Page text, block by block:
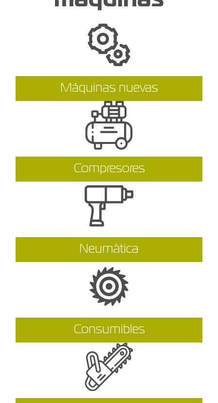
Máquinas nuevas
Compresores
Neumàtica
Consumibles